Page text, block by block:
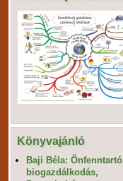
Könyvajánló
Baji Béla: Önfenntartó
biogazdálkodás,